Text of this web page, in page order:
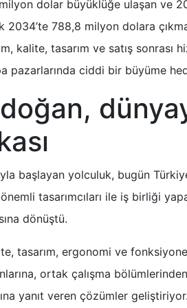
dolar büyüklüğe ulaşan ve
788,8 milyon dolara
kalite, tasarım ve satış sonrası
pazarlarında ciddi bir büyüme
başlayan yolculuk, bugün
tasarımcıları ile iş birliği
dönüştü.
tasarım, ergonomi ve
ortak çalışma
yanıt veren çözümler geliştiriyor.